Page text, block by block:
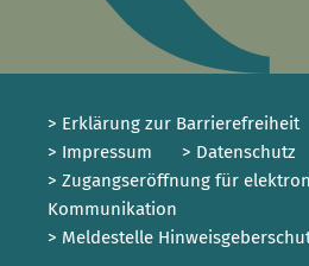
> Erklärung zur Barrierefreiheit
> Impressum
> Datenschutz
> Zugangseröffnung für
Kommunikation
> Meldestelle